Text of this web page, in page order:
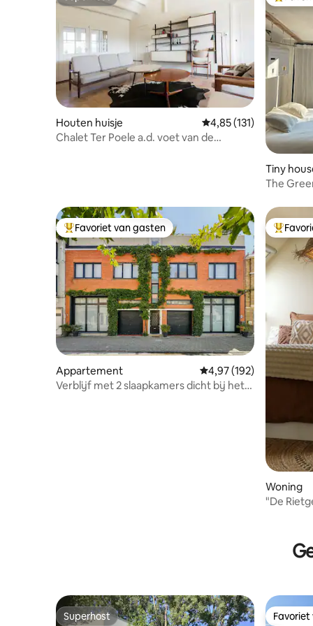
Houten huisje Gemiddelde
4,85 (131)
Chalet Ter Poele a.d. voet van de
Tiny
The
Topfavoriet van gasten
Favoriet van gasten
Appartement Gemiddelde
4,97 (192)
Verblijf met 2 slaapkamers dicht bij het
Woning
"De
Superhost
Superhost